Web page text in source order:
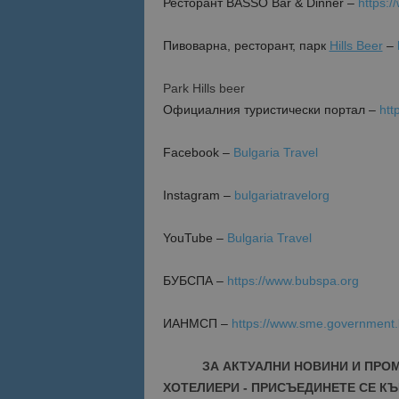
Пивоварна, ресторант, парк Hills Beer–
Park Hills beer
Oфициалния туристически портал –
Facebook – Bulgaria Travel
Instagram – bulgariatravelorg
YouTube – Bulgaria Travel
БУБСПА – https://www.bubspa.org
ИАНМСП – https://
ЗА АКТУАЛНИ НОВИНИ И
ХОТЕЛИЕРИ - ПРИСЪЕДИНЕТЕ СЕ
Име
_ga_B09EBBY8PY
_ga_WXPDN4HSCV